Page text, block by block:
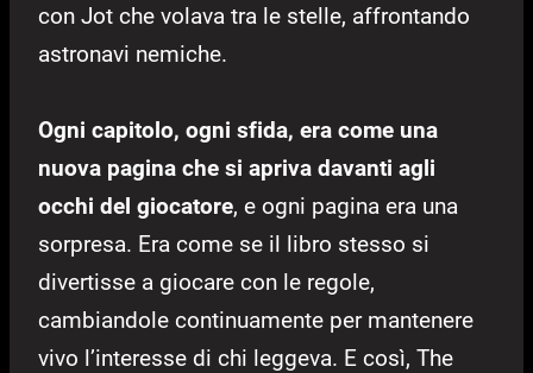
con Jot che volava tra le stelle, affrontando
astronavi nemiche.
Ogni capitolo, ogni sfida, era come una
nuova pagina che si apriva davanti agli
occhi del giocatore, e ogni pagina era una
sorpresa. Era come se il libro stesso si
divertisse a giocare con le regole,
cambiandole continuamente per mantenere
vivo l’interesse di chi leggeva. E così, The